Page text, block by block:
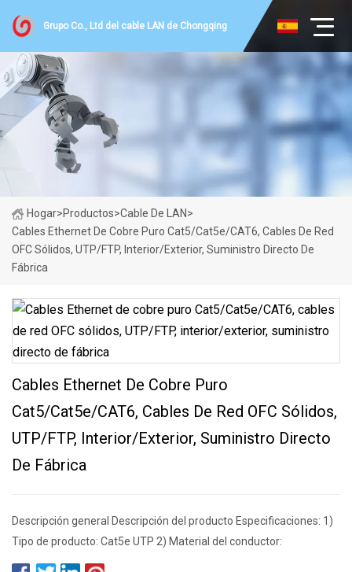
Grupo Co., Ltd del cable LAN de Chongqing
Hogar>Productos>Cable De LAN>
Cables Ethernet De Cobre Puro Cat5/Cat5e/CAT6, Cables De Red
OFC Sólidos, UTP/FTP, Interior/exterior, Suministro Directo De
Fábrica
Cables Ethernet De Cobre Puro
Cat5/Cat5e/CAT6, Cables De Red OFC Sólidos,
UTP/FTP, Interior/exterior, Suministro Directo
De Fábrica
Descripción general Descripción del producto Especificaciones: 1)
Tipo de producto: Cat5e UTP 2) Material del conductor: